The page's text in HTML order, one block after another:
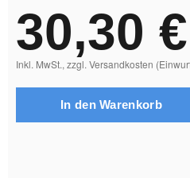
30,30 €
Inkl. MwSt., zzgl. Versandkosten